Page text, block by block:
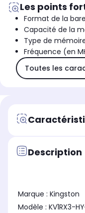
Les points
Format de la
Capacité de la
Type de mémoire
Fréquence (en
Toutes les
Description
Marque : Kingston
Modèle : KV1RX3-